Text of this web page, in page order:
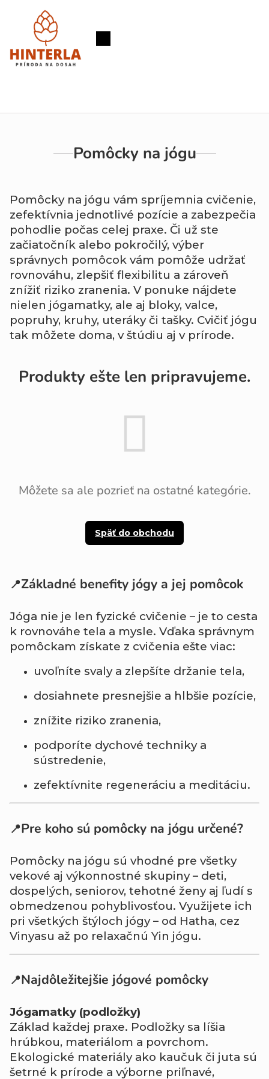
Nákupný
Pomôcky na jógu
Pomôcky na jógu vám spríjemnia cvičenie,
zefektívnia jednotlivé pozície a zabezpečia
pohodlie počas celej praxe. Či už ste
začiatočník alebo pokročilý, výber
správnych pomôcok vám pomôže udržať
rovnováhu, zlepšiť flexibilitu a zároveň
znížiť riziko zranenia. V ponuke nájdete
nielen jógamatky, ale aj bloky, valce,
popruhy, kruhy, uteráky či tašky. Cvičiť jógu
tak môžete doma, v štúdiu aj v prírode.
Produkty ešte len pripravujeme.
Môžete sa ale pozrieť na ostatné kategórie.
Späť do obchodu
📍Základné benefity jógy a jej pomôcok
Jóga nie je len fyzické cvičenie – je to cesta
k rovnováhe tela a mysle. Vďaka správnym
pomôckam získate z cvičenia ešte viac:
uvoľníte svaly a zlepšíte držanie tela,
dosiahnete presnejšie a hlbšie pozície,
znížite riziko zranenia,
podporíte dychové techniky a
sústredenie,
zefektívnite regeneráciu a meditáciu.
📍Pre koho sú pomôcky na jógu určené?
Pomôcky na jógu sú vhodné pre všetky
vekové aj výkonnostné skupiny – deti,
dospelých, seniorov, tehotné ženy aj ľudí s
obmedzenou pohyblivosťou. Využijete ich
pri všetkých štýloch jógy – od Hatha, cez
Vinyasu až po relaxačnú Yin jógu.
📍Najdôležitejšie jógové pomôcky
Jógamatky (podložky)
Základ každej praxe. Podložky sa líšia
hrúbkou, materiálom a povrchom.
Ekologické materiály ako kaučuk či juta sú
šetrné k prírode a výborne priľnavé,